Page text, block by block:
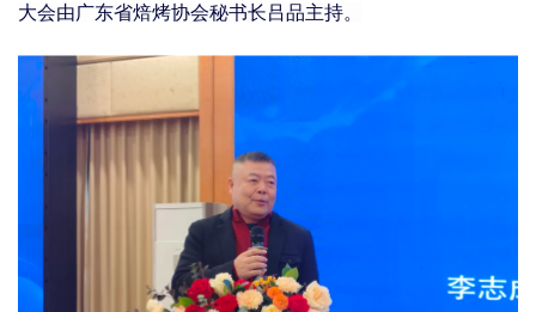
大会由广东省焙烤协会秘书长吕品主持。